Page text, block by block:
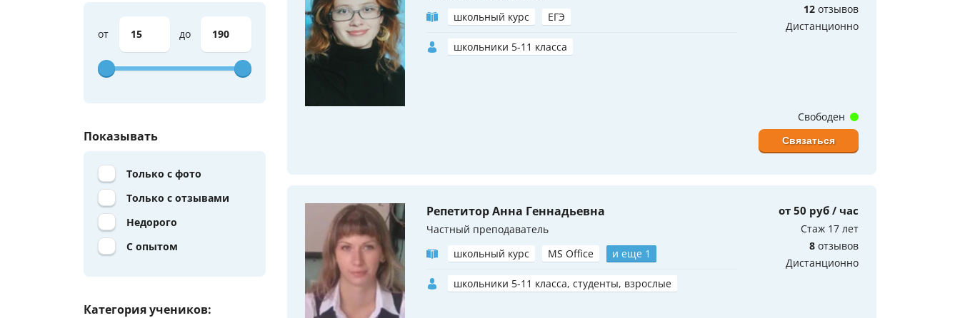
от до
Показывать
Только с фото
Только с отзывами
Недорого
С опытом
Категория учеников:
школьный курс
ЕГЭ
школьники 5-11 класса
12 отзывов
Дистанционно
Свободен
Связаться
Репетитор Анна Геннадьевна
Частный преподаватель
школьный курс
MS Office и еще 1
школьники 5-11 класса, студенты, взрослые
от 50 руб / час
Стаж 17 лет
8 отзывов
Дистанционно